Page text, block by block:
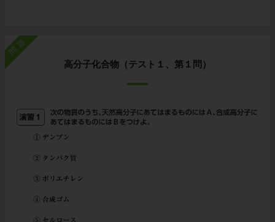
問題
高分子化合物（テスト１、第１問）